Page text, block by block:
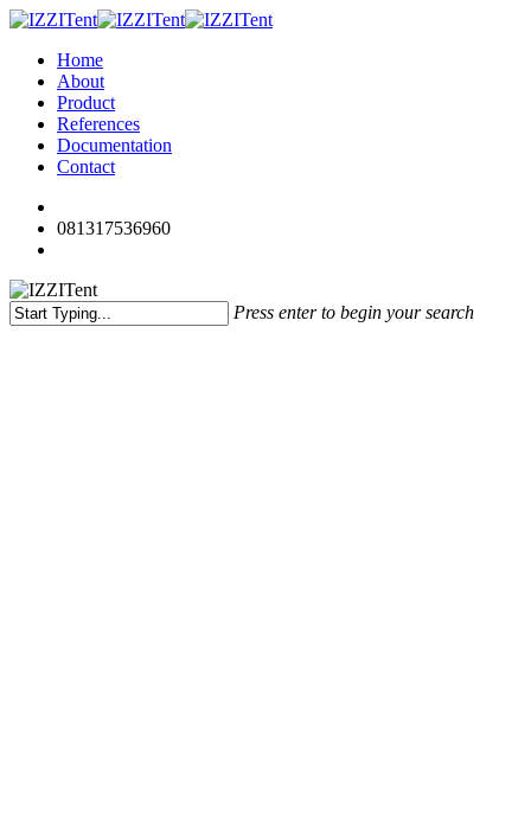
Skip
main
content
search
Menu
Home
About
Product
References
Documentation
Contact
081317536960
Press enter to begin your search